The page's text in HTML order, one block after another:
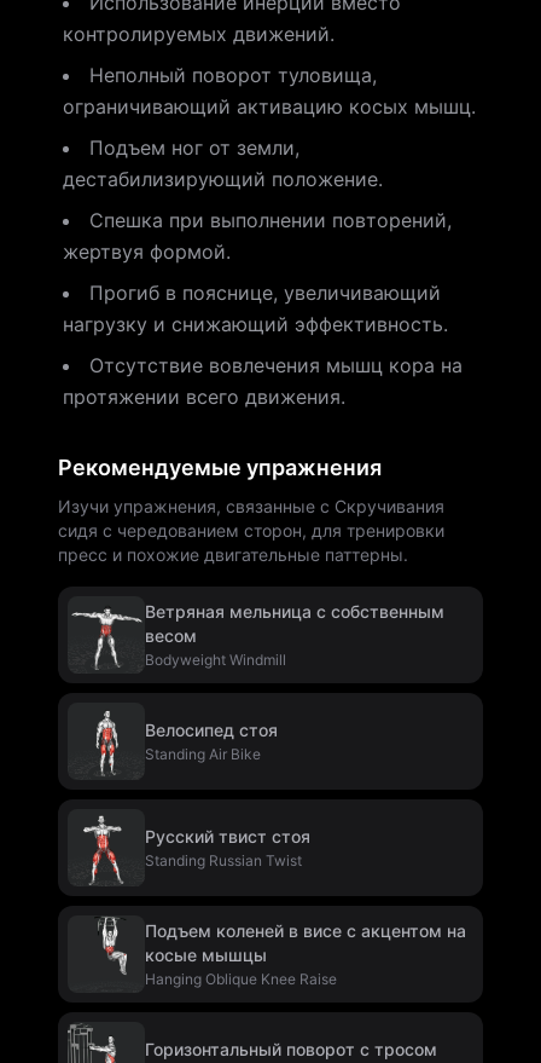
контролируемых движений.
Неполный поворот туловища,
ограничивающий активацию косых мышц.
Подъем ног от земли,
дестабилизирующий положение.
Спешка при выполнении повторений,
жертвуя формой.
Прогиб в пояснице, увеличивающий
нагрузку и снижающий эффективность.
Отсутствие вовлечения мышц кора на
протяжении всего движения.
Рекомендуемые упражнения
Изучи упражнения, связанные с Скручивания
сидя с чередованием сторон, для тренировки
пресс и похожие двигательные паттерны.
Ветряная мельница с собственным
весом
Bodyweight Windmill
Велосипед стоя
Standing Air Bike
Русский твист стоя
Standing Russian Twist
Подъем коленей в висе с акцентом на
косые мышцы
Hanging Oblique Knee Raise
Горизонтальный поворот с тросом